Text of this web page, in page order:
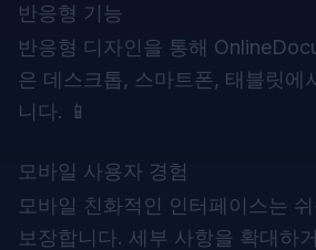
반응형 기능
반응형 디자인을 통해
은 데스크톱, 스마트폰, 태블릿에
니다. 📱
모바일 사용자 경험
모바일 친화적인 인터페이스는
보장합니다. 세부 사항을 확대하